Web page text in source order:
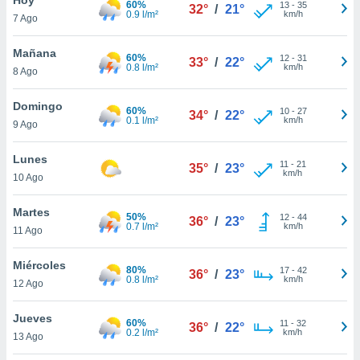
en
más
nuestra
de
cookies
aceptar
7 Ago
60%
0.9 l/m²
32° / 21° 13- 35
km/h
Mañana
8 Ago
60%
0.8 l/m²
33° / 22° 12- 31
km/h
Domingo
9 Ago
60%
0.1 l/m²
34° / 22° 10- 27
km/h
Lunes
10 Ago
35° / 23° 11 - 21
km/h
Martes
11 Ago
50%
0.7 l/m²
36° / 23° 12- 44
km/h
Miércoles
12 Ago
80%
0.8 l/m²
36° / 23° 17- 42
km/h
Jueves
13 Ago
60%
0.2 l/m²
36° / 22° 11 - 32
km/h